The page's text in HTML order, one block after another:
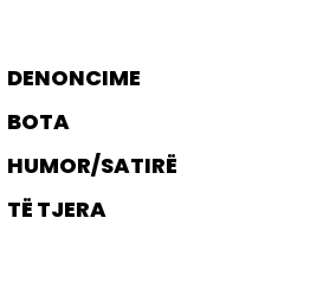
DENONCIME
BOTA
HUMOR/SATIRË
TË TJERA